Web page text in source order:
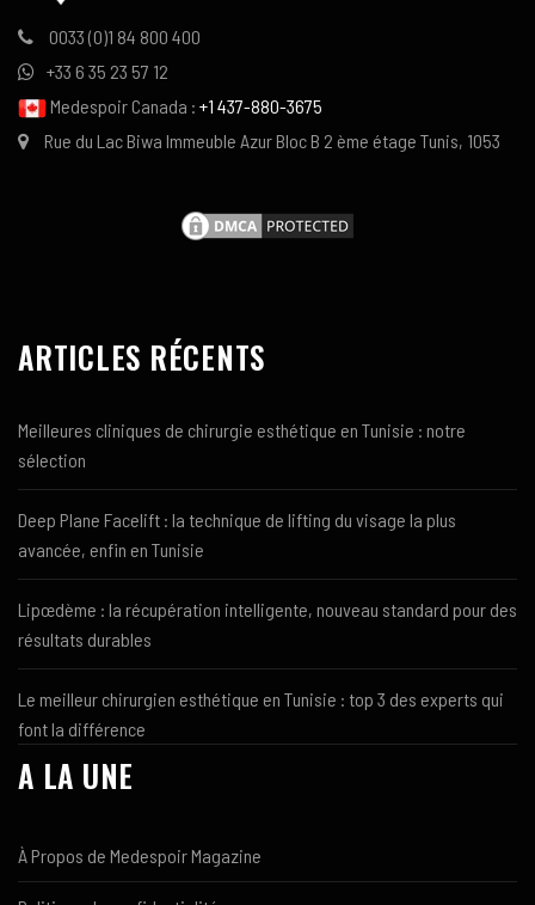
0033 (0)1 84 800 400
+33 6 35 23 57 12
Medespoir Canada : +1 437-880-3675
Rue du Lac Biwa Immeuble Azur Bloc B 2 ème étage Tunis, 1053
ARTICLES RÉCENTS
Meilleures cliniques de chirurgie esthétique en Tunisie : notre
sélection
Deep Plane Facelift : la technique de lifting du visage la plus
avancée, enfin en Tunisie
Lipœdème : la récupération intelligente, nouveau standard pour des
résultats durables
Le meilleur chirurgien esthétique en Tunisie : top 3 des experts qui
font la différence
A LA UNE
À Propos de Medespoir Magazine